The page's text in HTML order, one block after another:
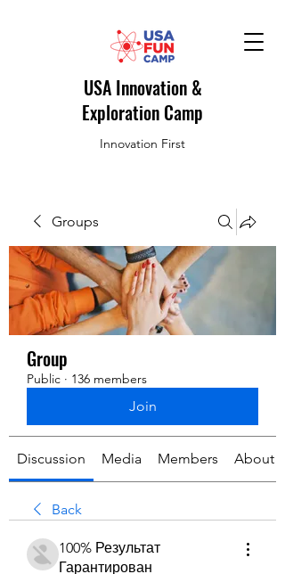
USA Innovation &
Exploration Camp
Innovation First
Groups
Group
Public · 136 members
Join
Discussion Media Members About
Back
100% Результат
Гарантирован